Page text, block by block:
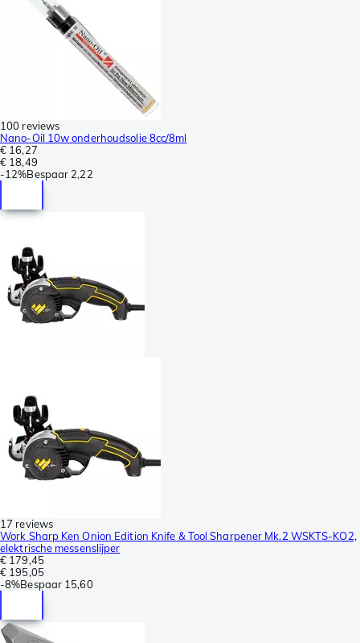
100 reviews
Nano-Oil 10w onderhoudsolie 8cc/8ml
€ 16,27
€ 18,49
-12%Bespaar 2,22
17 reviews
Work Sharp Ken Onion Edition Knife & Tool Sharpener Mk.2 WSKTS-KO2,
elektrische messenslijper
€ 179,45
€ 195,05
-8%Bespaar 15,60